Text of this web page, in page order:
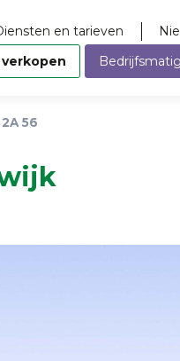
en tarieven
56